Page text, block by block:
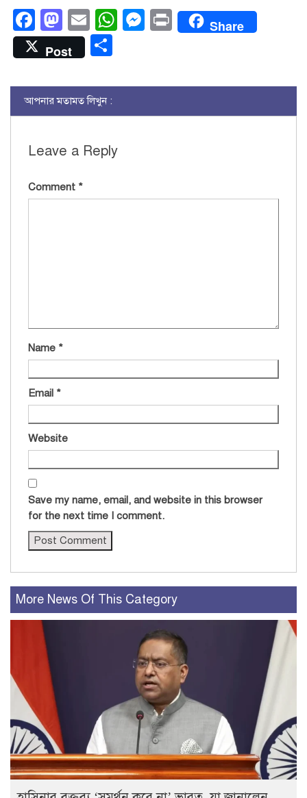
Facebook
Mastodon
EmailWhatsApp
Messenger
PrintShare
Post
আপনার মতামত লিখুন :
Leave a Reply
Comment *
Name *
Email *
Website
Save my name, email, and website in this browser
for the next time I comment.
More News Of This Category